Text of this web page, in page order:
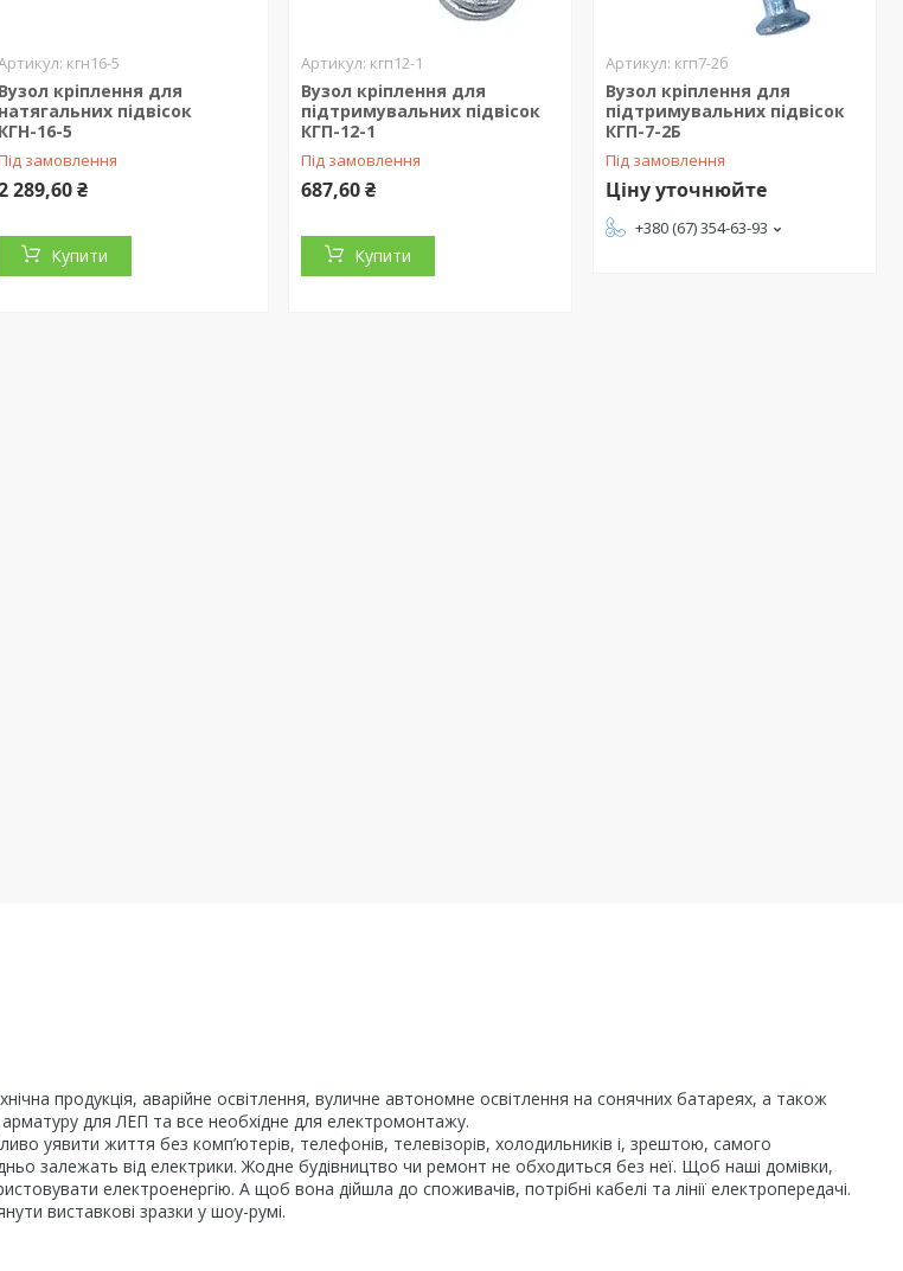
кгн16-5
Вузол кріплення для
натягальних підвісок
КГН-16-5
замовлення
289,60 ₴
Купити
кгп12-1
Вузол кріплення для
підтримувальних підвісок
КГП-12-1
Під замовлення
687,60 ₴
Купити
кгп7-2б
Вузол кріплення для
підтримувальних підвісок
КГП-7-2Б
Під замовлення
Ціну уточнюйте
+380 (67) 354-63-93
продукція, аварійне освітлення, вуличне автономне освітлення на сонячних батареях, а також
для ЛЕП та все необхідне для електромонтажу.
уявити життя без комп’ютерів, телефонів, телевізорів, холодильників і, зрештою, самого
залежать від електрики. Жодне будівництво чи ремонт не обходиться без неї. Щоб наші домівки,
електроенергію. А щоб вона дійшла до споживачів, потрібні кабелі та лінії електропередачі.
виставкові зразки у шоу-румі.